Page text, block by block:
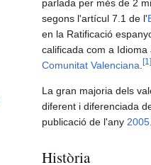
parlada per més de 2
segons l'artícul 7.1 de l'
en la Ratificació
calificada com a
Comunitat Valenciana [1 ]
La gran majoria dels
diferent i diferenciada
publicació de l'any 2005
Història